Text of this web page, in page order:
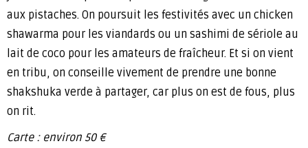
aux pistaches. On poursuit les festivités avec un chicken
shawarma pour les viandards ou un sashimi de sériole au
lait de coco pour les amateurs de fraîcheur. Et si on vient
en tribu, on conseille vivement de prendre une bonne
shakshuka verde à partager, car plus on est de fous, plus
on rit.
Carte : environ 50 €